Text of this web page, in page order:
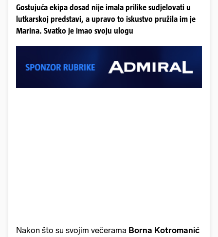
Gostujuća ekipa dosad nije imala prilike sudjelovati u
lutkarskoj predstavi, a upravo to iskustvo pružila im je
Marina. Svatko je imao svoju ulogu
Nakon što su svojim večerama Borna Kotromanić